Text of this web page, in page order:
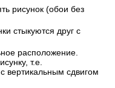
рисунок (обои без
стыкуются друг с
расположение.
т.е.
вертикальным сдвигом